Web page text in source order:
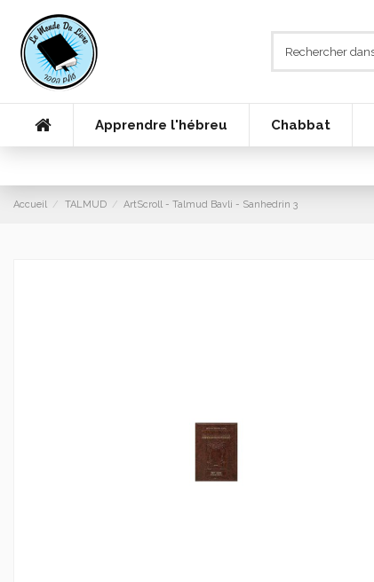
Apprendre l'hébreu Chabbat
Accueil TALMUD ArtScroll - Talmud Bavli - Sanhedrin 3